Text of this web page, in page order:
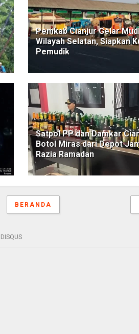
Pemkab Cianjur Gelar
Wilayah Selatan, Siapkan
Pemudik
Satpol PP dan Damkar
Botol Miras dari Depot
Razia Ramadan
BERANDA
DISQUS